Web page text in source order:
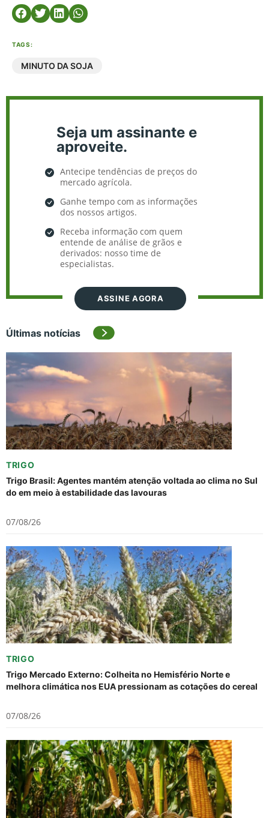
TAGS:
MINUTO DA SOJA
Seja um assinante e
aproveite.
Antecipe tendências de preços do
mercado agrícola.
Ganhe tempo com as informações
dos nossos artigos.
Receba informação com quem
entende de análise de grãos e
derivados: nosso time de
especialistas.
ASSINE AGORA
Últimas notícias
TRIGO
Trigo Brasil: Agentes mantém atenção voltada ao clima no Sul
do em meio à estabilidade das lavouras
07/08/26
TRIGO
Trigo Mercado Externo: Colheita no Hemisfério Norte e
melhora climática nos EUA pressionam as cotações do cereal
07/08/26